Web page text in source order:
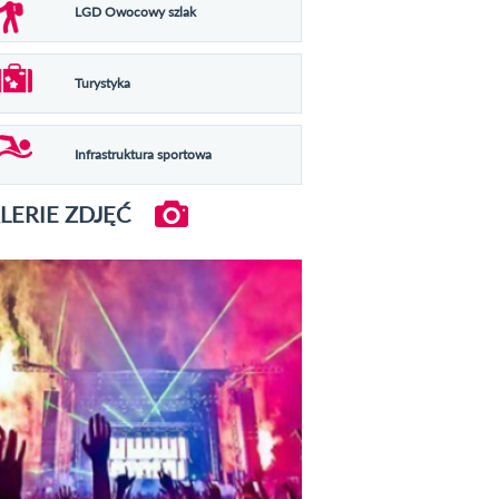
LGD Owocowy szlak
Turystyka
Infrastruktura sportowa
ZDJĘĆ